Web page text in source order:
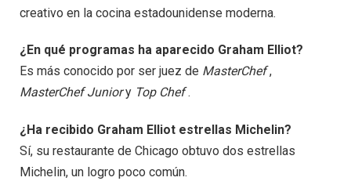
creativo en la cocina estadounidense moderna.
¿En qué programas ha aparecido Graham Elliot?
Es más conocido por ser juez de MasterChef,
MasterChef Juniory Top Chef.
¿Ha recibido Graham Elliot estrellas Michelin?
Sí, su restaurante de Chicago obtuvo dos estrellas
Michelin, un logro poco común.